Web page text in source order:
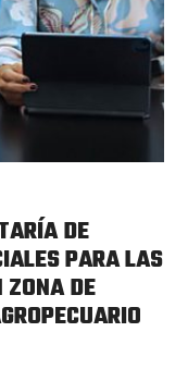
DE
PARA LAS
ZONA DE